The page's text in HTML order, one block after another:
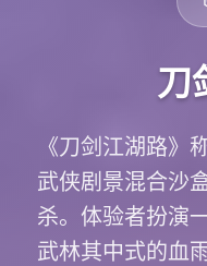
刀
《刀剑江湖路》
武侠剧景混合沙
杀。体验者扮演
武林其中式的血